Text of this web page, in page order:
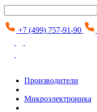
+7 (499) 757-91-90
Производители
Микроэлектроника